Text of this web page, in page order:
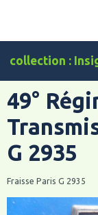
collection :
49°
G 2935
Fraisse Paris G 2935